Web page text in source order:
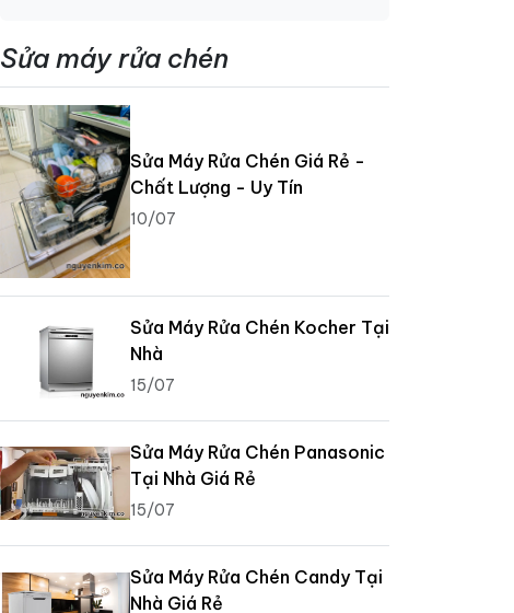
Sửa máy rửa chén
Sửa Máy Rửa Chén Giá Rẻ -
Chất Lượng - Uy Tín
10/07
Sửa Máy Rửa Chén Kocher Tại
Nhà
15/07
Sửa Máy Rửa Chén Panasonic
Tại Nhà Giá Rẻ
15/07
Sửa Máy Rửa Chén Candy Tại
Nhà Giá Rẻ